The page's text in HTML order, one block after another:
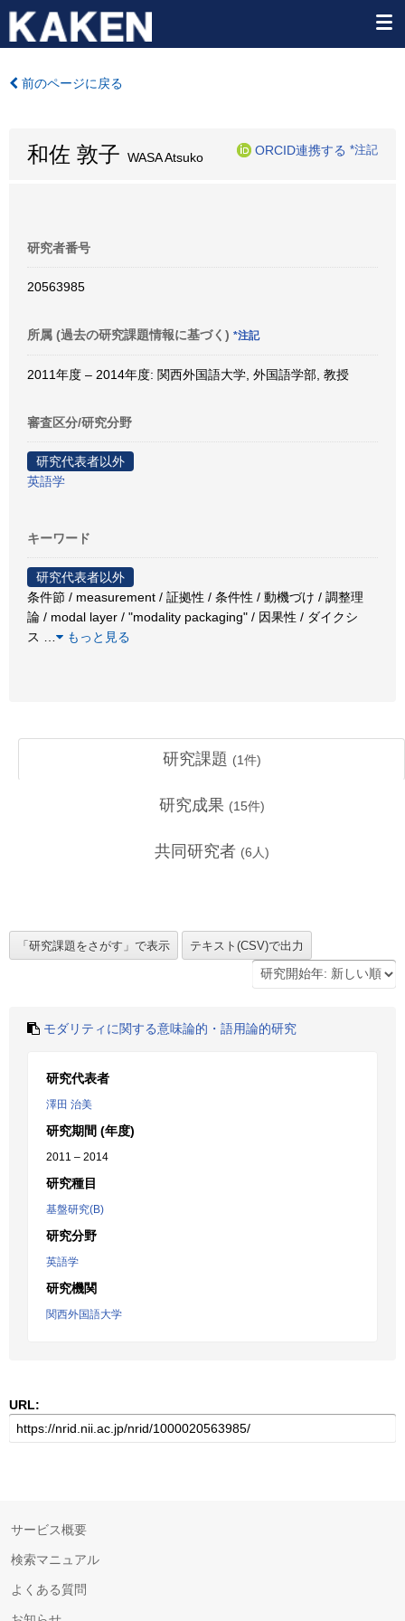
前のページに戻る
和佐 敦子 WASA Atsuko
ORCID連携する *注記
研究者番号
20563985
所属 (過去の研究課題情報に基づく) *注記
2011年度 – 2014年度: 関西外国語大学, 外国語学部, 教授
審査区分/研究分野
研究代表者以外
英語学
キーワード
研究代表者以外
条件節 / measurement / 証拠性 / 条件性 / 動機づけ / 調整理
論 / modal layer / "modality packaging" / 因果性 / ダイクシ
ス
もっと見る
研究課題 (1件)
研究成果 (15件)
共同研究者 (6 人)
モダリティに関する意味論的・語用論的研究
研究代表者
澤田 治美
研究期間 (年度)
2011 – 2014
研究種目
基盤研究(B)
研究分野
英語学
研究機関
関西外国語大学
URL:
サービス概要
検索マニュアル
よくある質問